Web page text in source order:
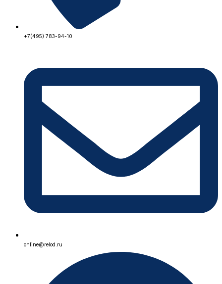
+7(495) 783-94-10
online@relod.ru